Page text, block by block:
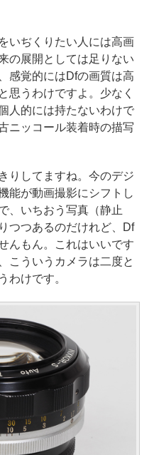
いぢくりたい人には高画
の展開としては足りない
感覚的にはDfの画質は高
思うわけですよ。少なく
人的には持たないわけで
ニッコール装着時の描写
りしてますね。今のデジ
能が動画撮影にシフトし
、いちおう写真（静止
つつあるのだけれど、Df
んもん。これはいいです
こういうカメラは二度と
わけです。